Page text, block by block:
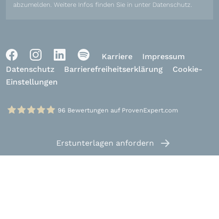
abzumelden. Weitere Infos finden Sie in unter Datenschutz
Karriere
Impressum
Datenschutz
Barrierefreiheitserklärung
Cookie-
Einstellungen
Klinikum Schloss Lütgenhof
96 Bewertungen auf ProvenExpert.com
Erstunterlagen anfordern